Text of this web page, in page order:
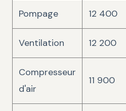
Pompage 12 400
Ventilation 12 200
Compresseur
d'air
11 900